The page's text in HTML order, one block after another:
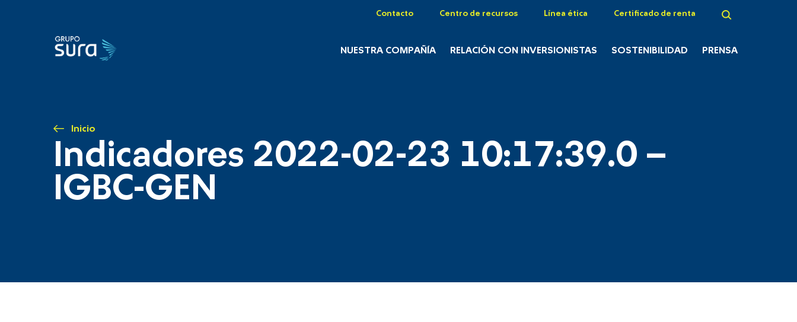
Contacto Centro de recursos Línea ética Certificado de renta
NUESTRA COMPAÑÍA RELACIÓN CON INVERSIONISTAS SOSTENIBILIDAD PRENSA
Inicio
Indicadores 2022-02-23 10:17:39.0 –
IGBC-GEN